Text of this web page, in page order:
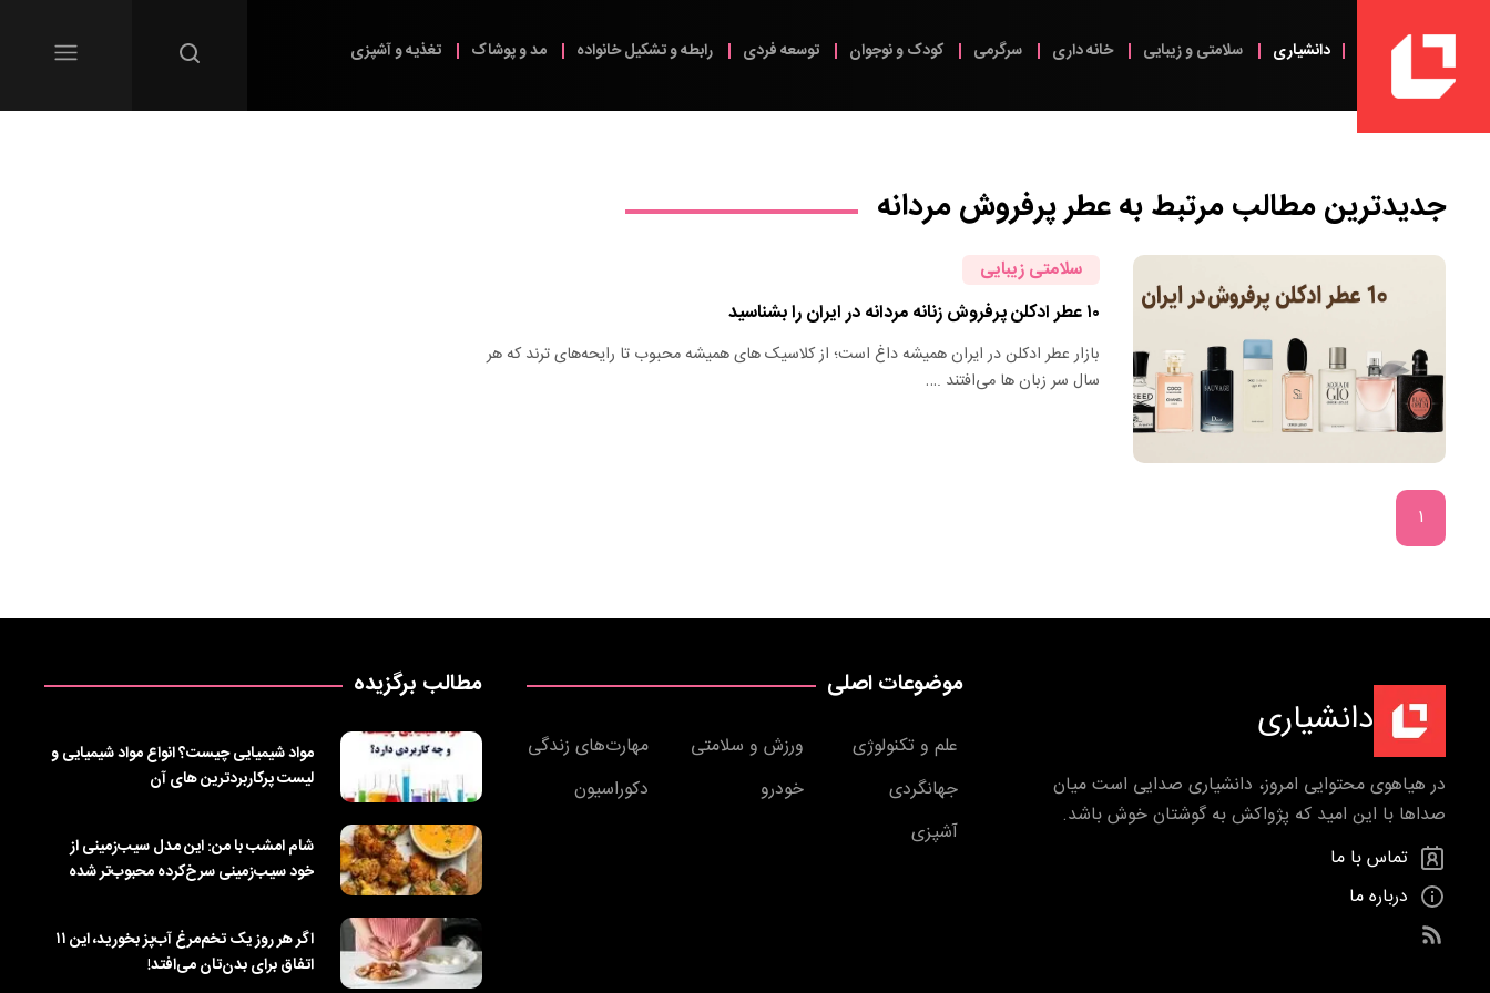
دانشیاری سلامتی و زیبایی خانه داری سرگرمی کودک و نوجوان توسعه فردی رابطه و تشکیل خانواده مد و پوشاک تغذیه و آشپزی
جدیدترین مطالب مرتبط بهعطر پرفروش مردانه
سلامتی زیبایی
۱۰ عطر ادکلن پرفروش زنانه مردانه در ایران را بشناسید
بازار عطر ادکلن در ایران همیشه داغ است؛ از کلاسیک‌ های همیشه‌ محبوب تا رایحه‌های ترند که هر
سال سر زبان‌ ها می‌افتند .…
۱
دانشیاری
در هیاهوی محتوایی امروز، دانشیاری صدایی است میان
صداها با این امید که پژواکش به گوشتان خوش باشد.
تماس با ما
درباره ما
موضوعات اصلی
علم و تکنولوژی ورزش و سلامتی
مهارت‌های زندگی
جهانگردی
خودرو
دکوراسیون
آشپزی
مطالب برگزیده
مواد شیمیایی چیست؟ انواع مواد شیمیایی و
لیست پرکاربردترین‌ های آن
شام امشب با من: این مدل سیب‌زمینی از
خود سیب‌زمینی سرخ‌کرده محبوب‌تر شده
اگر هر روز یک تخم‌مرغ آب‌پز بخورید، این ۱۱
اتفاق برای بدن‌تان می‌افتد!